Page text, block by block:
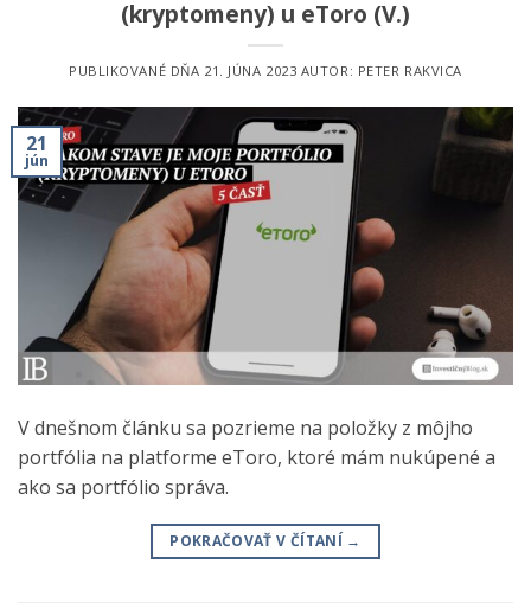
(kryptomeny) u eToro (V.)
PUBLIKOVANÉ DŇA 21. JÚNA 2023 AUTOR: PETER RAKVICA
21
jún
V dnešnom článku sa pozrieme na položky z môjho
portfólia na platforme eToro, ktoré mám nukúpené a
ako sa portfólio správa.
POKRAČOVAŤ V ČÍTANÍ →